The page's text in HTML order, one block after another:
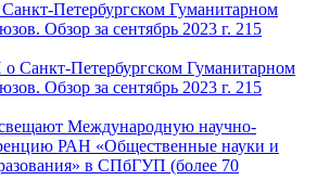
Санкт-Петербургском Гуманитарном
Обзор за сентябрь 2023 г. 215